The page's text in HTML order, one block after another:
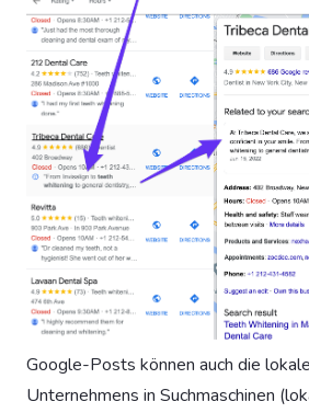
Google-Posts können auch die
Unternehmens in Suchmaschinen